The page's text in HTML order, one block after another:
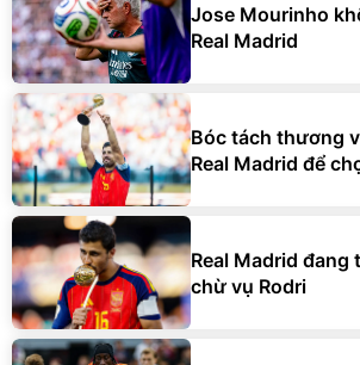
Jose Mourinho
Real Madrid
Bóc tách thương
Real Madrid để
Real Madrid đang
chừ vụ Rodri